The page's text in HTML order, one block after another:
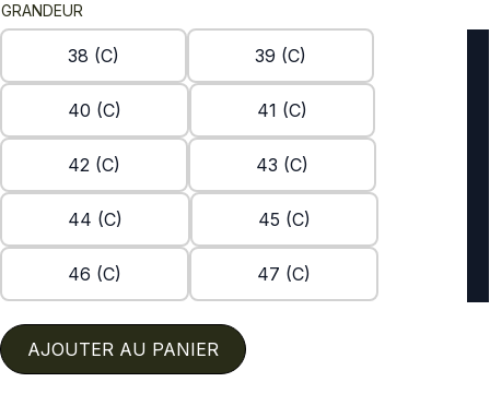
GRANDEUR
38 (C) 39 (C)
40 (C) 41 (C)
42 (C) 43 (C)
44 (C) 45 (C)
46 (C) 47 (C)
AJOUTER AU PANIER